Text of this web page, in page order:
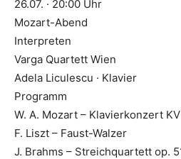
26.07. · 20:00 Uhr
Mozart-Abend
Interpreten
Varga Quartett Wien
Adela Liculescu · Klavier
Programm
W. A. Mozart – Klavierkonzert
F. Liszt – Faust-Walzer
J. Brahms – Streichquartett op.